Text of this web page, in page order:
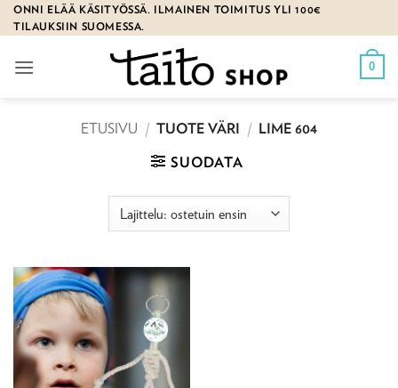
Skip
to
ONNI ELÄÄ KÄSITYÖSSÄ. ILMAINEN TOIMITUS YLI 100€
TILAUKSIIN SUOMESSA.
0
ETUSIVU / TUOTE VÄRI / LIME 604
SUODATA